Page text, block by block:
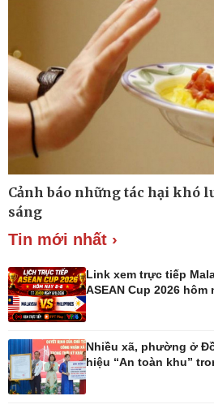
Công nghệ
Sành điệu
Tin Công nghệ
Trải nghiệm
Chuyển đổi số
Cảnh báo những tác hại khó
sáng
Tin mới nhất ›
Link xem trực tiếp
ASEAN Cup 2026 hôm
Nhiều xã, phường ở
hiệu “An toàn khu”